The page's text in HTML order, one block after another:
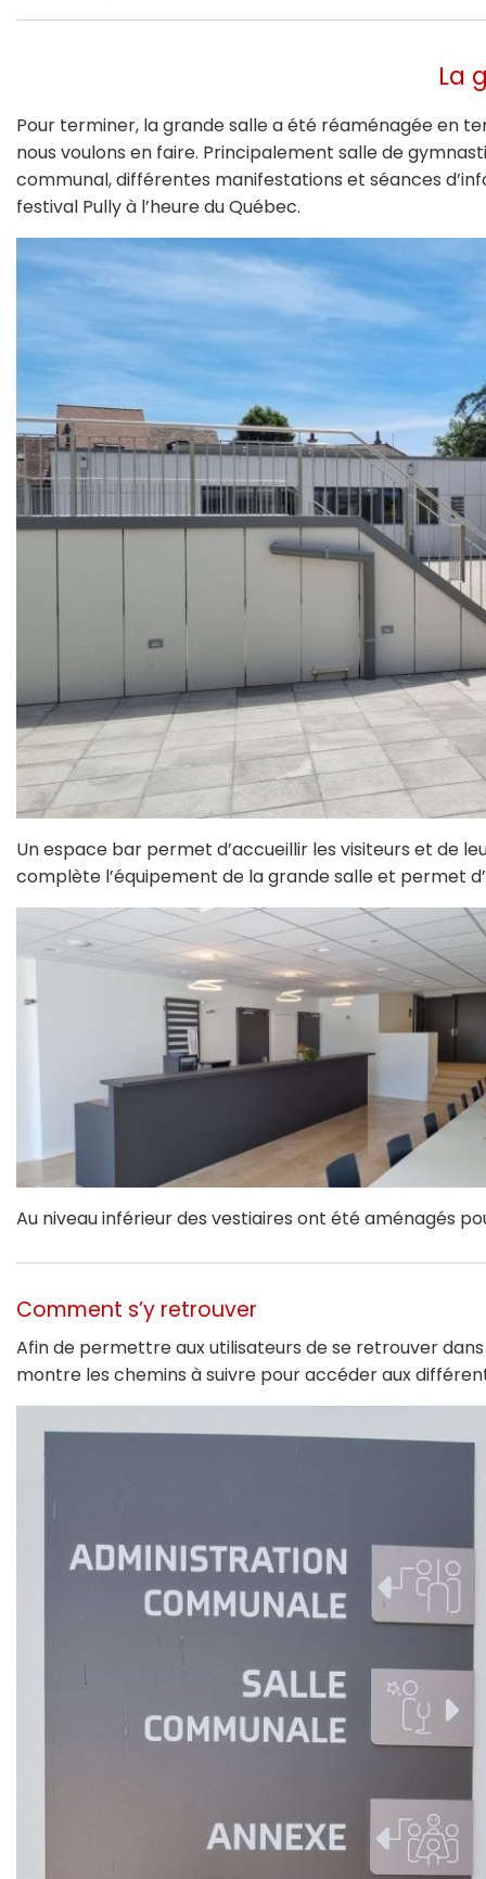
La
Pour terminer, la grande salle a été réaménagée en
nous voulons en faire. Principalement salle de
communal, différentes manifestations et séances
festival Pully à l’heure du Québec.
Un espace bar permet d’accueillir les visiteurs et de
complète l’équipement de la grande salle et permet
Au niveau inférieur des vestiaires ont été aménagés
Comment s’y retrouver
Afin de permettre aux utilisateurs de se retrouver
montre les chemins à suivre pour accéder aux